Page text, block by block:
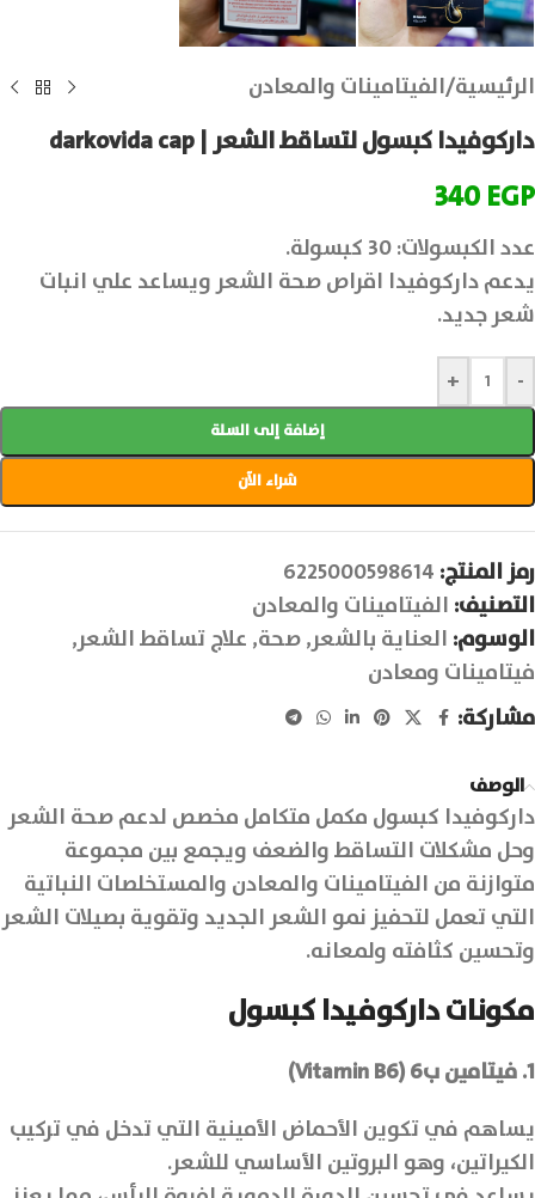
الرئيسية/الفيتامينات والمعادن
داركوفيدا كبسول لتساقط الشعر | darkovida cap
340EGP
عدد الكبسولات: 30 كبسولة.
يدعم داركوفيدا اقراص صحة الشعر ويساعد علي انبات
شعر جديد.
-
+
إضافة إلى السلة
شراء الآن
رمز المنتج: 6225000598614
التصنيف: الفيتامينات والمعادن
الوسوم: العناية بالشعر,صحة, علاج تساقط الشعر,
فيتامينات ومعادن
مشاركة:
الوصف
داركوفيدا كبسول مكمل متكامل مخصص لدعم صحة الشعر
وحل مشكلات التساقط والضعف ويجمع بين مجموعة
متوازنة من الفيتامينات والمعادن والمستخلصات النباتية
التي تعمل لتحفيز نمو الشعر الجديد وتقوية بصيلات الشعر
وتحسين كثافته ولمعانه.
مكونات داركوفيدا كبسول
1. فيتامين ب6 (Vitamin B6)
يساهم في تكوين الأحماض الأمينية التي تدخل في تركيب
الكيراتين، وهو البروتين الأساسي للشعر.